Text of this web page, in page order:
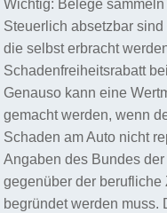
Wichtig: Belege
Steuerlich absetzbar
die selbst erbracht
Schadenfreiheitsrabatt
Genauso kann eine
gemacht werden, wenn
Schaden am Auto nicht
Angaben des Bundes
gegenüber der
begründet werden muss.